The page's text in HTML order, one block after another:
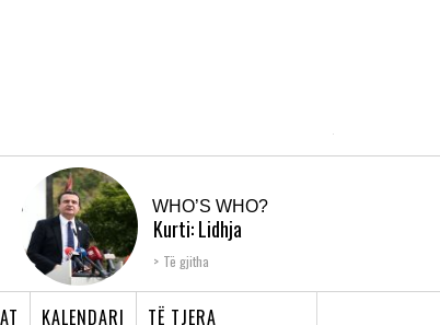
WHO’S WHO?
Kurti: Lidhja
Shqiptare e Prizrenit,
Të gjitha
KALENDARI TË TJERA